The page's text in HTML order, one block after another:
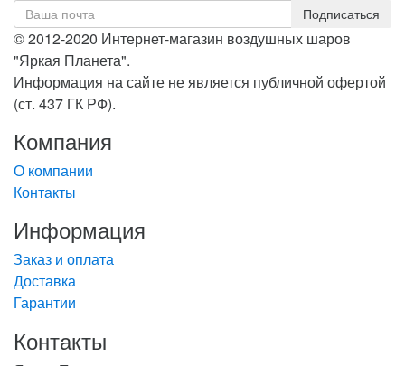
© 2012-2020 Интернет-магазин воздушных шаров
"Яркая Планета".
Информация на сайте не является публичной офертой
(ст. 437 ГК РФ).
Компания
О компании
Контакты
Информация
Заказ и оплата
Доставка
Гарантии
Контакты